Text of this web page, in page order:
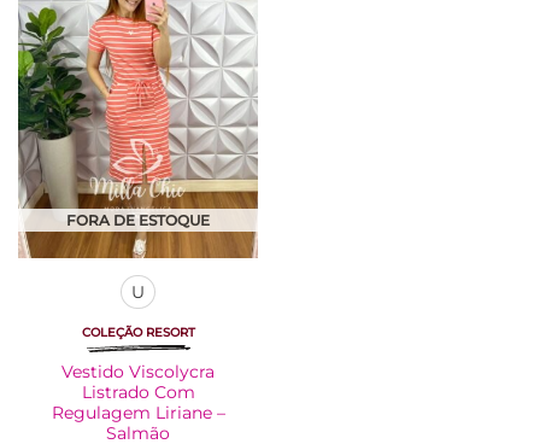
FORA DE ESTOQUE
U
COLEÇÃO RESORT
Vestido Viscolycra
Listrado Com
Regulagem Liriane –
Salmão